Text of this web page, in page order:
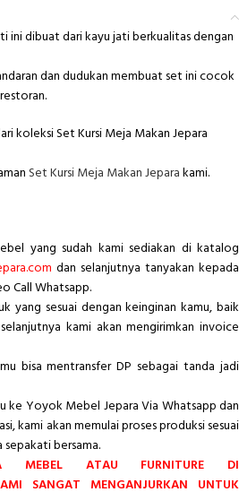
ini dibuat dari kayu jati berkualitas dengan
dan dudukan membuat set ini cocok
koleksi Set Kursi Meja Makan Jepara
Set Kursi Meja Makan Jeparakami.
yang sudah kami sediakan di katalog
dan selanjutnya tanyakan kepada
Call Whatsapp.
yang sesuai dengan keinginan kamu, baik
kami akan mengirimkan invoice
bisa mentransfer DP sebagai tanda jadi
ke Yoyok Mebel Jepara Via Whatsapp dan
kami akan memulai proses produksi sesuai
bersama.
MEBEL ATAU FURNITURE DI
SANGAT MENGANJURKAN UNTUK